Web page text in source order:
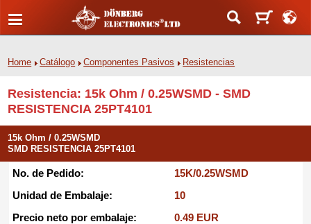
Home Catálogo Componentes Pasivos Resistencias
Resistencia: 15k Ohm / 0.25WSMD - SMD
RESISTENCIA 25PT4101
15k Ohm / 0.25WSMD
SMD RESISTENCIA 25PT4101
No. de Pedido:
15K/0.25WSMD
Unidad de Embalaje:
10
Precio neto por embalaje:
0.49 EUR